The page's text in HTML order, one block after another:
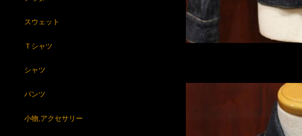
スウェット
Ｔシャツ
シャツ
パンツ
小物,アクセサリー